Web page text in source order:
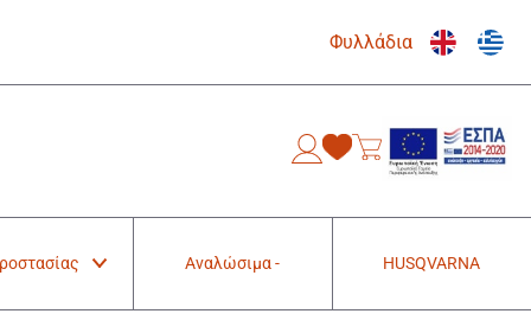
Φυλλάδια
Αναλώσιμα - HUSQVARNA